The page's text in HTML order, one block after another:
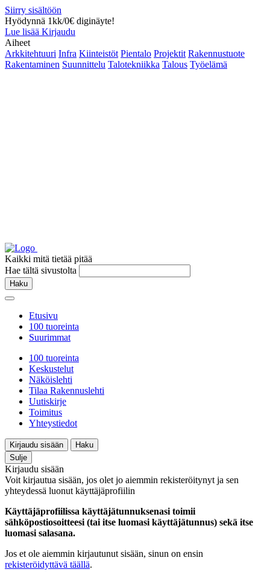
Siirry sisältöön
Hyödynnä 1kk/0€ diginäyte!
Lue lisää Kirjaudu
Aiheet
Arkkitehtuuri Infra Kiinteistöt Pientalo Projektit Rakennustuote
Rakentaminen Suunnittelu Talotekniikka Talous Työelämä
Kaikki mitä tietää pitää
Hae tältä sivustolta
Haku
Etusivu
100 tuoreinta
Suurimmat
100 tuoreinta
Keskustelut
Näköislehti
Tilaa Rakennuslehti
Uutiskirje
Toimitus
Yhteystiedot
Kirjaudu sisään
Haku
Sulje
Kirjaudu sisään
Voit kirjautua sisään, jos olet jo aiemmin rekisteröitynyt ja sen
yhteydessä luonut käyttäjäprofiilin
Käyttäjäprofiilissa käyttäjätunnuksenasi toimii
sähköpostiosoitteesi (tai itse luomasi käyttäjätunnus) sekä itse
luomasi salasana.
Jos et ole aiemmin kirjautunut sisään, sinun on ensin
rekisteröidyttävä täällä.